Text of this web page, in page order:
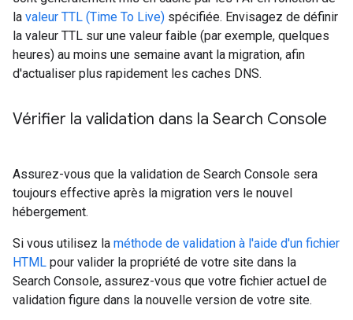
la valeur TTL (Time To Live) spécifiée. Envisagez de définir
la valeur TTL sur une valeur faible (par exemple, quelques
heures) au moins une semaine avant la migration, afin
d'actualiser plus rapidement les caches DNS.
Vérifier la validation dans la Search Console
Assurez-vous que la validation de Search Console sera
toujours effective après la migration vers le nouvel
hébergement.
Si vous utilisez la méthode de validation à l'aide d'un fichier
HTML pour valider la propriété de votre site dans la
Search Console, assurez-vous que votre fichier actuel de
validation figure dans la nouvelle version de votre site.